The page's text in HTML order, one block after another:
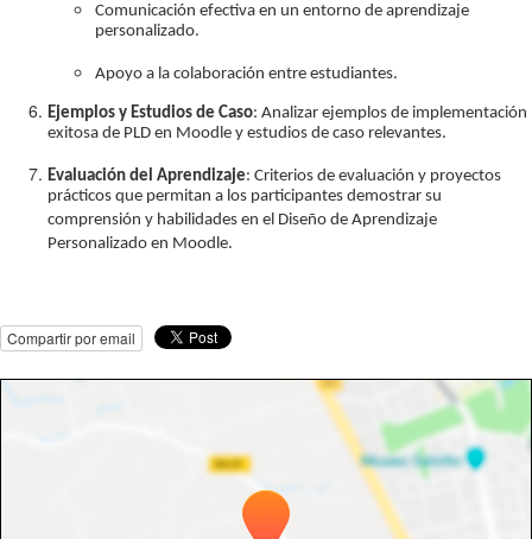
Comunicación efectiva en un entorno de aprendizaje
personalizado.
Apoyo a la colaboración entre estudiantes.
Ejemplos y Estudios de Caso: Analizar ejemplos de implementación
exitosa de PLD en Moodle y estudios de caso relevantes.
Evaluación del Aprendizaje: Criterios de evaluación y proyectos
prácticos que permitan a los participantes demostrar su
comprensión y habilidades en el Diseño de Aprendizaje
Personalizado en Moodle.
Compartir por email